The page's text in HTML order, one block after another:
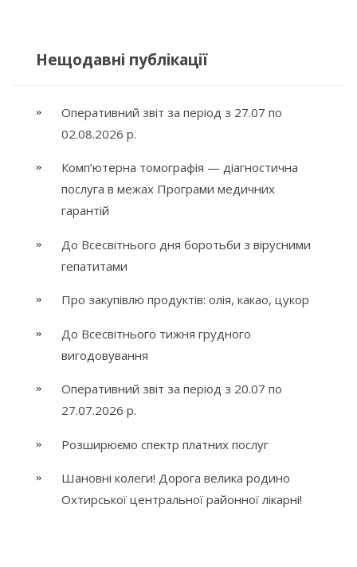
Нещодавні публікації
Оперативний звіт за період з 27.07 по
02.08.2026 р.
Комп’ютерна томографія — діагностична
послуга в межах Програми медичних
гарантій
До Всесвітнього дня боротьби з вірусними
гепатитами
Про закупівлю продуктів: олія, какао, цукор
До Всесвітнього тижня грудного
вигодовування
Оперативний звіт за період з 20.07 по
27.07.2026 р.
Розширюємо спектр платних послуг
Шановні колеги! Дорога велика родино
Охтирської центральної районної лікарні!